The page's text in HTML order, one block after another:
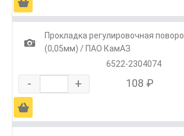
1
Прокладка регулировочная
(0,05мм) / ПАО КамАЗ
6522-2304074
- + 108 ₽
Ä